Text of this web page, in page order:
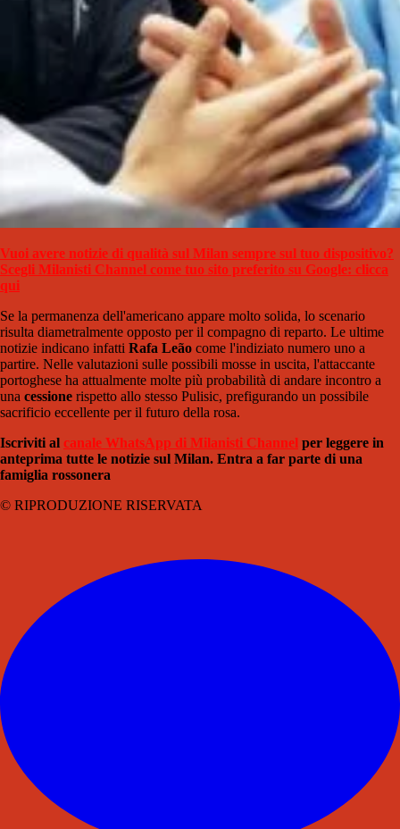
Vuoi avere notizie di qualità sul Milan sempre sul tuo dispositivo?
Scegli Milanisti Channel come tuo sito preferito su Google: clicca
qui
Se la permanenza dell'americano appare molto solida, lo scenario
risulta diametralmente opposto per il compagno di reparto. Le ultime
notizie indicano infatti Rafa Leão come l'indiziato numero uno a
partire. Nelle valutazioni sulle possibili mosse in uscita, l'attaccante
portoghese ha attualmente molte più probabilità di andare incontro a
una cessione rispetto allo stesso Pulisic, prefigurando un possibile
sacrificio eccellente per il futuro della rosa.
Iscriviti al canale WhatsApp di Milanisti Channel per leggere in
anteprima tutte le notizie sul Milan. Entra a far parte di una
famiglia rossonera
© RIPRODUZIONE RISERVATA